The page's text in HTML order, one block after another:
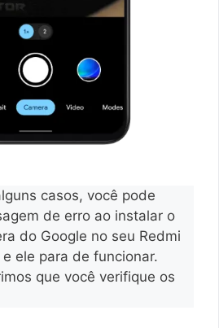
casos, você pode
de erro ao instalar o
do Google no seu Redmi
e ele para de funcionar.
que você verifique os